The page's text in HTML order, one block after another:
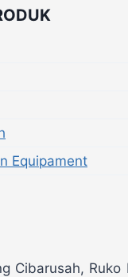
Equipament
Cibarusah, Ruko